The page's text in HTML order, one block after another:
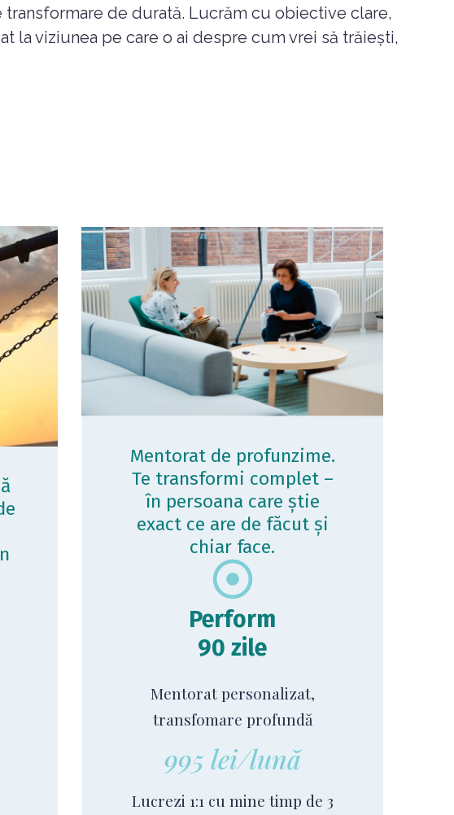
de durată. Lucrăm cu obiective clare,
la viziunea pe care o ai despre cum vrei să trăiești,
Mentorat de profunzime.
Te transformi complet –
în persoana care știe
exact ce are de făcut și
chiar face.
Perform
90 zile
Mentorat personalizat,
transfomare profundă
995 lei/lună
Lucrezi 1:1 cu mine timp de 3